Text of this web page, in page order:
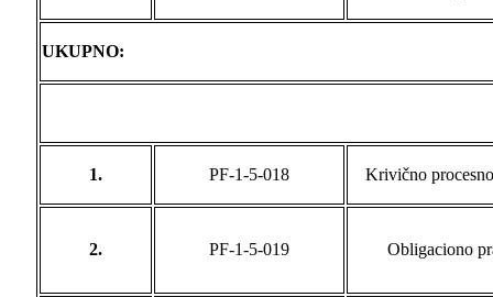
UKUPNO:
1. PF-1-5-018 Krivično
2. PF-1-5-019 Obligaciono